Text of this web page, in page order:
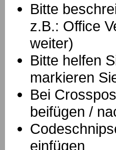
Bitte
z.B.: Office
weiter)
Bitte helfen
markieren
Bei
beifügen /
einfügen